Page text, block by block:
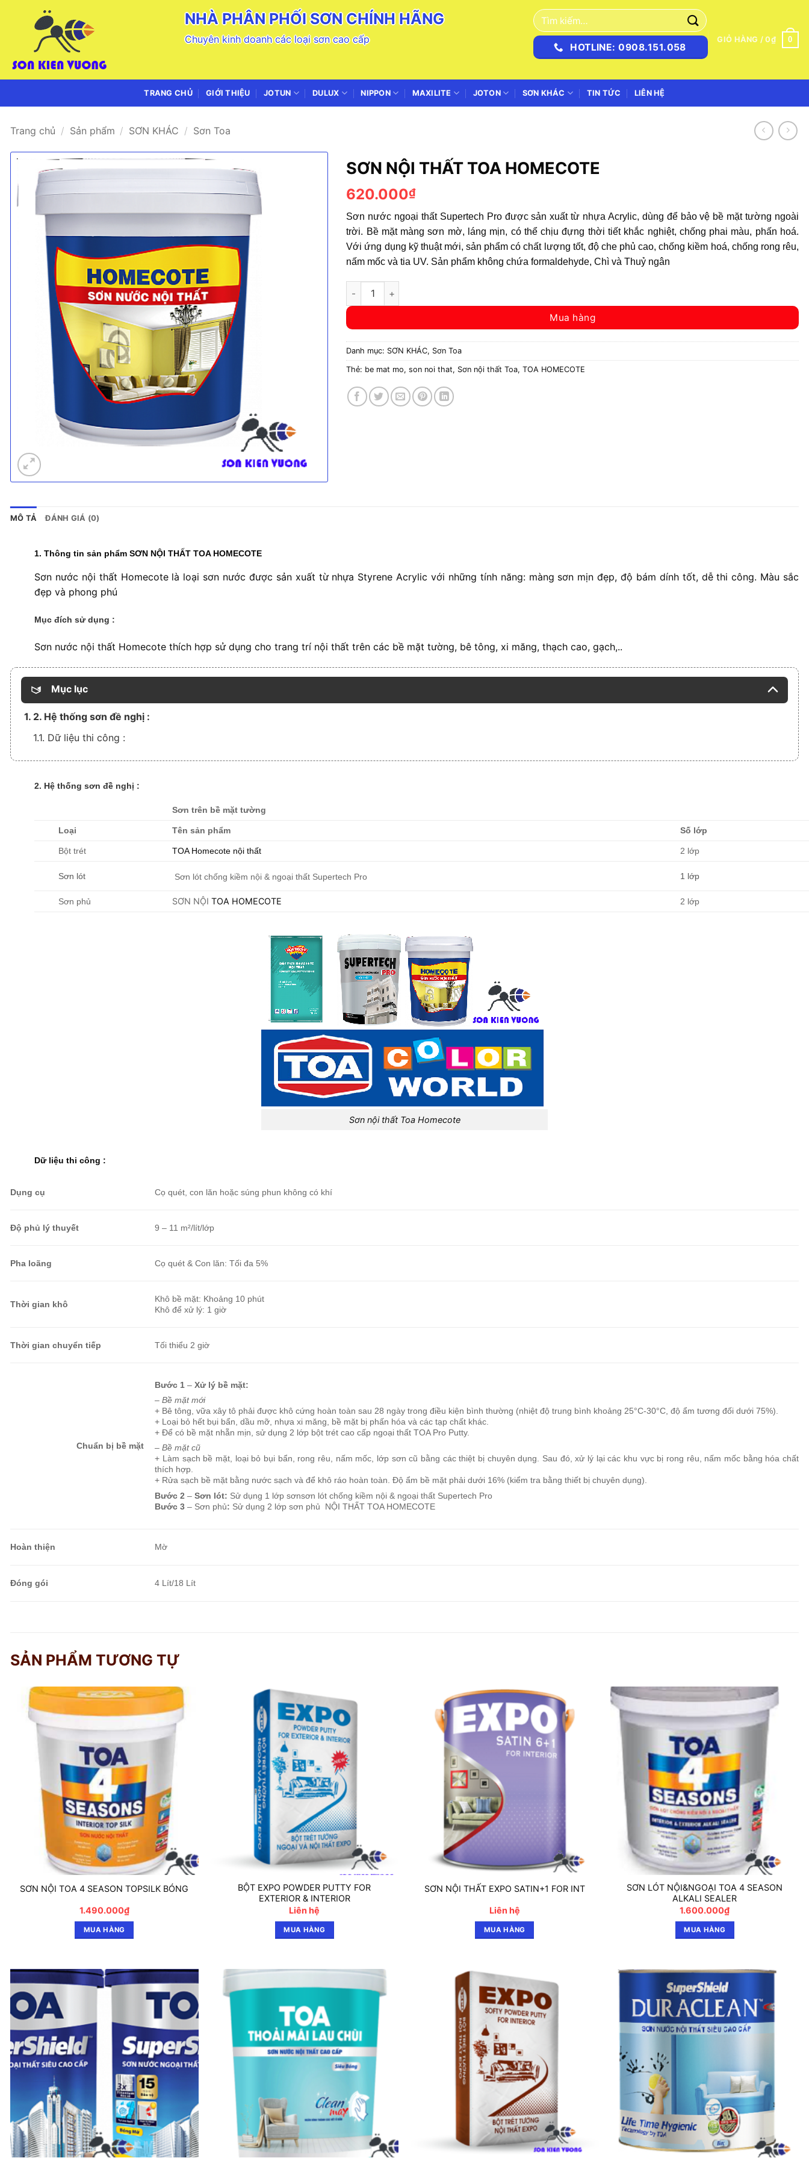
NHÀ PHÂN PHỐI SƠN CHÍNH HÃNG
Chuyên kinh doanh các loại sơn cao cấp
Tìm
kiếm:
HOTLINE: 0908.151.058
GIỎ HÀNG /0₫ 0
TRANG CHỦ GIỚI THIỆU JOTUN DULUX NIPPON MAXILITE JOTON SƠN KHÁC TIN TỨC LIÊN HỆ
Trang chủ / Sản phẩm / SƠN KHÁC / Sơn Toa
SƠN NỘI THẤT TOA HOMECOTE
620.000₫
Sơn nước ngoại thất Supertech Pro được sản xuất từ nhựa Acrylic, dùng để bảo vệ bề mặt tường ngoài
trời. Bề mặt màng sơn mờ, láng mịn, có thể chịu đựng thời tiết khắc nghiệt, chống phai màu, phấn hoá.
Với ứng dụng kỹ thuật mới, sản phẩm có chất lượng tốt, độ che phủ cao, chống kiềm hoá, chống rong rêu,
nấm mốc và tia UV. Sản phẩm không chứa formaldehyde, Chì và Thuỷ ngân
SƠN NỘI THẤT TOA HOMECOTE số lượng
Mua hàng
Danh mục: SƠN KHÁC, Sơn Toa
Thẻ: be mat mo,son noi that, Sơn nội thất Toa,TOA HOMECOTE
MÔ TẢ ĐÁNH GIÁ (0)
1. Thông tin sản phẩm SƠN NỘI THẤT TOA HOMECOTE
Sơn nước nội thất Homecote là loại sơn nước được sản xuất từ nhựa Styrene Acrylic với những tính năng: màng sơn mịn đẹp, độ bám dính tốt, dễ thi công. Màu sắc
đẹp và phong phú
Mục đích sử dụng :
Sơn nước nội thất Homecote thích hợp sử dụng cho trang trí nội thất trên các bề mặt tường, bê tông, xi măng, thạch cao, gạch,..
Mục lục
1. 2. Hệ thống sơn đề nghị :
1.1. Dữ liệu thi công :
2. Hệ thống sơn đề nghị :
Sơn trên bề mặt tường
Loại Tên sản phẩm Số lớp
Bột trét TOA Homecote nội thất 2 lớp
Sơn lót Sơn lót chống kiềm nội & ngoại thất Supertech Pro 1 lớp
Sơn phủ SƠN NỘI TOA HOMECOTE 2 lớp
Sơn nội thất Toa Homecote
Dữ liệu thi công :
Dụng cụ Cọ quét, con lăn hoặc súng phun không có khí
Độ phủ lý thuyết 9 – 11 m²/lít/lớp
Pha loãng Cọ quét & Con lăn: Tối đa 5%
Thời gian khô
Khô bề mặt: Khoảng 10 phút
Khô để xử lý: 1 giờ
Thời gian chuyển tiếp Tối thiểu 2 giờ
Chuẩn bị bề mặt
Bước 1 –Xử lý bề mặt:
– Bề mặt mới
+ Bê tông, vữa xây tô phải được khô cứng hoàn toàn sau 28 ngày trong điều kiện bình thường (nhiệt độ trung bình khoảng 25°C-30°C, độ ẩm tương đối dưới 75%).
+ Loại bỏ hết bụi bẩn, dầu mỡ, nhựa xi măng, bề mặt bị phấn hóa và các tạp chất khác.
+ Để có bề mặt nhẵn mịn, sử dụng 2 lớp bột trét cao cấp ngoại thất TOA Pro Putty.
– Bề mặt cũ
+ Làm sạch bề mặt, loại bỏ bụi bẩn, rong rêu, nấm mốc, lớp sơn cũ bằng các thiệt bị chuyên dụng. Sau đó, xử lý lại các khu vực bị rong rêu, nấm mốc bằng hóa chất
thích hợp.
+ Rửa sạch bề mặt bằng nước sạch và để khô ráo hoàn toàn. Độ ẩm bề mặt phải dưới 16% (kiểm tra bằng thiết bị chuyên dụng).
Bước 2–Sơn lót: Sử dụng 1 lớp sơnsơn lót chống kiềm nội & ngoại thất Supertech Pro
Bước 3– Sơn phủ: Sử dụng 2 lớp sơn phủ NỘI THẤT TOA HOMECOTE
Hoàn thiện Mờ
Đóng gói 4 Lít/18 Lít
SẢN PHẨM TƯƠNG TỰ
SƠN NỘI TOA 4 SEASON TOPSILK BÓNG
1.490.000₫
MUA HÀNG
BỘT EXPO POWDER PUTTY FOR
EXTERIOR & INTERIOR
Liên hệ
MUA HÀNG
SƠN NỘI THẤT EXPO SATIN+1 FOR INT
Liên hệ
MUA HÀNG
SƠN LÓT NỘI&NGOẠI TOA 4 SEASON
ALKALI SEALER
1.600.000₫
MUA HÀNG